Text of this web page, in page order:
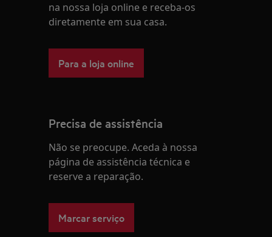
na nossa loja online e receba-os
diretamente em sua casa.
Para a loja online
Precisa de assistência
Não se preocupe. Aceda à nossa
página de assistência técnica e
reserve a reparação.
Marcar serviço